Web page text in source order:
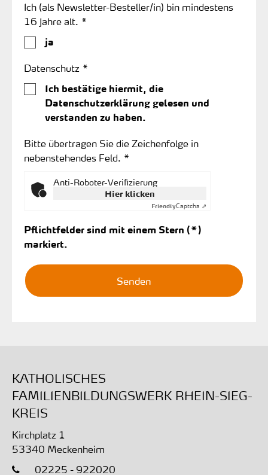
Ich (als Newsletter-Besteller/in) bin mindestens
16 Jahre alt. *
ja
Datenschutz *
Ich bestätige hiermit, die
Datenschutzerklärung gelesen und
verstanden zu haben.
Bitte übertragen Sie die Zeichenfolge in
nebenstehendes Feld. *
Anti-Roboter-Verifizierung
Hier klicken
FriendlyCaptcha ⇗
Pflichtfelder sind mit einem Stern (*)
markiert.
KATHOLISCHES
FAMILIENBILDUNGSWERK RHEIN-SIEG-
KREIS
Kirchplatz 1
53340 Meckenheim
02225 - 922020